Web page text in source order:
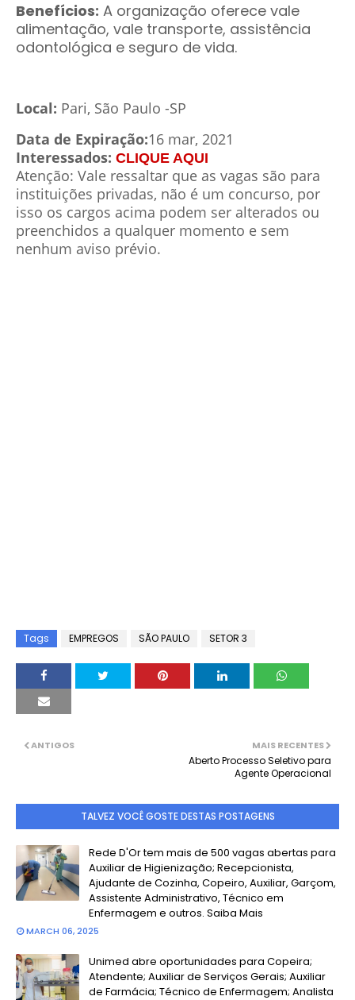
Benefícios: A organização oferece vale
alimentação, vale transporte, assistência
odontológica e seguro de vida.
Local: Pari, São Paulo -SP
Data de Expiração:16 mar, 2021
Interessados: CLIQUE AQUI
Atenção: Vale ressaltar que as vagas são para
instituições privadas, não é um concurso, por
isso os cargos acima podem ser alterados ou
preenchidos a qualquer momento e sem
nenhum aviso prévio.
Tags EMPREGOS SÃO PAULO SETOR 3
MAIS RECENTES
Aberto Processo Seletivo para
Agente Operacional
ANTIGOS
TALVEZ VOCÊ GOSTE DESTAS POSTAGENS
Rede D'Or tem mais de 500 vagas abertas para
Auxiliar de Higienização; Recepcionista,
Ajudante de Cozinha, Copeiro, Auxiliar, Garçom,
Assistente Administrativo, Técnico em
Enfermagem e outros. Saiba Mais
MARCH 06, 2025
Unimed abre oportunidades para Copeira;
Atendente; Auxiliar de Serviços Gerais; Auxiliar
de Farmácia; Técnico de Enfermagem; Analista